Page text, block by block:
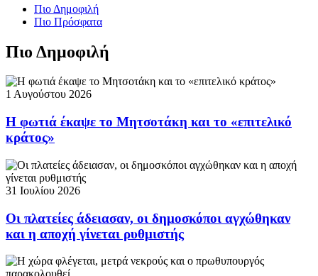
Πιο Δημοφιλή
Πιο Πρόσφατα
Πιο Δημοφιλή
1 Αυγούστου 2026
Η φωτιά έκαψε το Μητσοτάκη και το «επιτελικό
κράτος»
31 Ιουλίου 2026
Οι πλατείες άδειασαν, οι δημοσκόποι αγχώθηκαν
και η αποχή γίνεται ρυθμιστής